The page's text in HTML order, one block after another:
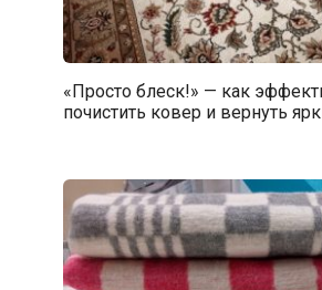
«Просто блеск!» — как
почистить ковер и вернуть